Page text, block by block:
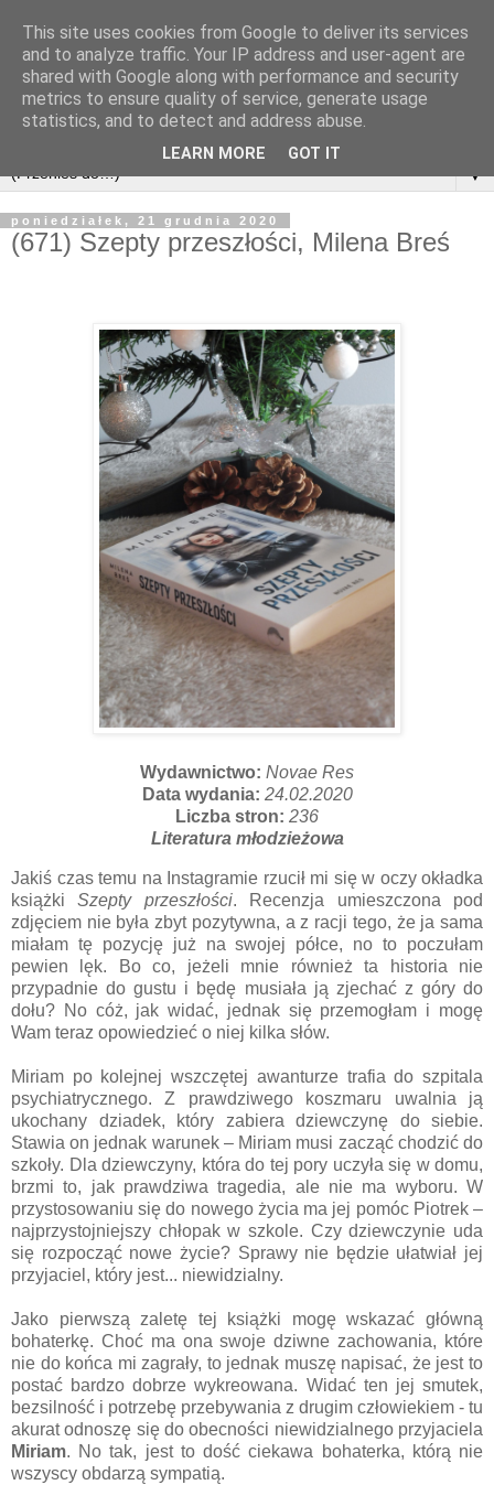
▼
poniedziałek, 21 grudnia 2020
(671) Szepty przeszłości, Milena Breś
Wydawnictwo: Novae Res
Data wydania: 24.02.2020
Liczba stron: 236
Literatura młodzieżowa
Jakiś czas temu na Instagramie rzucił mi się w oczy okładka
książkiSzepty przeszłości. Recenzja umieszczona pod
zdjęciem nie była zbyt pozytywna, a z racji tego, że ja sama
miałam tę pozycję już na swojej półce, no to poczułam
pewien lęk. Bo co, jeżeli mnie również ta historia nie
przypadnie do gustu i będę musiała ją zjechać z góry do
dołu? No cóż, jak widać, jednak się przemogłam i mogę
Wam teraz opowiedzieć o niej kilka słów.
Miriam po kolejnej wszczętej awanturze trafia do szpitala
psychiatrycznego. Z prawdziwego koszmaru uwalnia ją
ukochany dziadek, który zabiera dziewczynę do siebie.
Stawia on jednak warunek – Miriam musi zacząć chodzić do
szkoły. Dla dziewczyny, która do tej pory uczyła się w domu,
brzmi to, jak prawdziwa tragedia, ale nie ma wyboru. W
przystosowaniu się do nowego życia ma jej pomóc Piotrek –
najprzystojniejszy chłopak w szkole. Czy dziewczynie uda
się rozpocząć nowe życie? Sprawy nie będzie ułatwiał jej
przyjaciel, który jest... niewidzialny.
Jako pierwszą zaletę tej książki mogę wskazać główną
bohaterkę. Choć ma ona swoje dziwne zachowania, które
nie do końca mi zagrały, to jednak muszę napisać, że jest to
postać bardzo dobrze wykreowana. Widać ten jej smutek,
bezsilność i potrzebę przebywania z drugim człowiekiem - tu
akurat odnoszę się do obecności niewidzialnego przyjaciela
Miriam. No tak, jest to dość ciekawa bohaterka, którą nie
wszyscy obdarzą sympatią.
This site uses cookies from Google to deliver its services
and to analyze traffic. Your IP address and user-agent are
shared with Google along with performance and security
metrics to ensure quality of service, generate usage
statistics, and to detect and address abuse.
LEARN MORE GOT IT